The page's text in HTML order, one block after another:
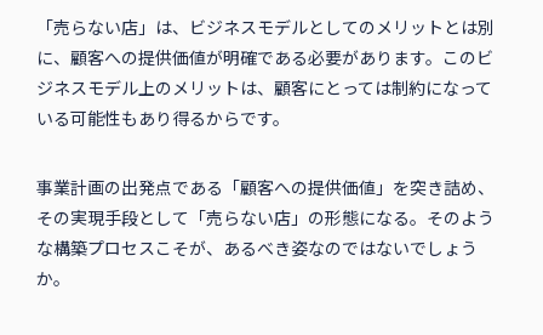
は、すばり、顧客への提供価値！
「売らない店」は、ビジネスモデルとしてのメリットとは別